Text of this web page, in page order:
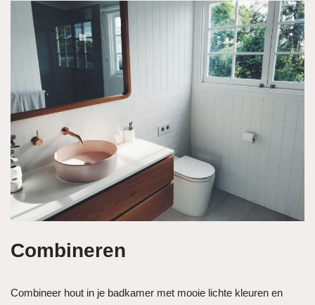
Combineren
Combineer hout in je badkamer met mooie lichte kleuren en